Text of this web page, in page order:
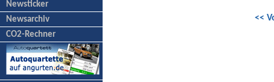
Newsticker
Newsarchiv
CO2-Rechner
<<